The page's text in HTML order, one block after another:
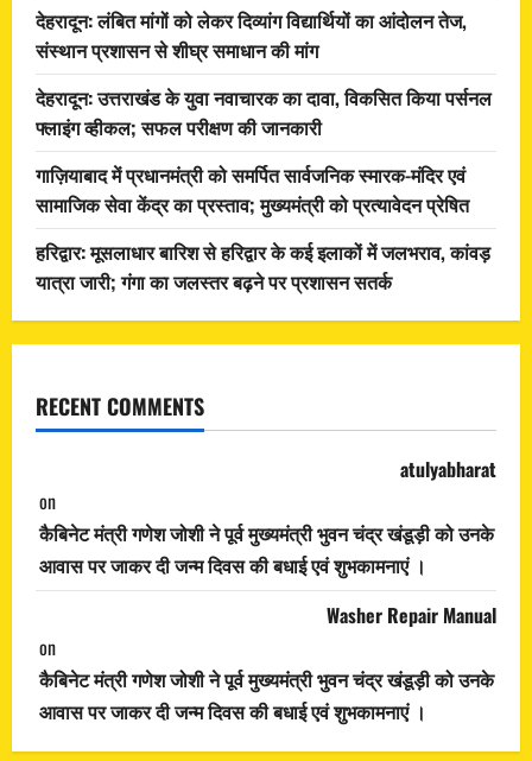
देहरादून: लंबित मांगों को लेकर दिव्यांग विद्यार्थियों का आंदोलन तेज,
संस्थान प्रशासन से शीघ्र समाधान की मांग
देहरादून: उत्तराखंड के युवा नवाचारक का दावा, विकसित किया पर्सनल
फ्लाइंग व्हीकल; सफल परीक्षण की जानकारी
गाज़ियाबाद में प्रधानमंत्री को समर्पित सार्वजनिक स्मारक-मंदिर एवं
सामाजिक सेवा केंद्र का प्रस्ताव; मुख्यमंत्री को प्रत्यावेदन प्रेषित
हरिद्वार: मूसलाधार बारिश से हरिद्वार के कई इलाकों में जलभराव, कांवड़
यात्रा जारी; गंगा का जलस्तर बढ़ने पर प्रशासन सतर्क
RECENT COMMENTS
atulyabharat
on
कैबिनेट मंत्री गणेश जोशी ने पूर्व मुख्यमंत्री भुवन चंद्र खंडूड़ी को उनके
आवास पर जाकर दी जन्म दिवस की बधाई एवं शुभकामनाएं ।
Washer Repair Manual
on
कैबिनेट मंत्री गणेश जोशी ने पूर्व मुख्यमंत्री भुवन चंद्र खंडूड़ी को उनके
आवास पर जाकर दी जन्म दिवस की बधाई एवं शुभकामनाएं ।